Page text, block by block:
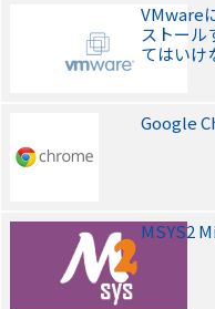
VMware
ストール
てはいけ
Google
MSYS2